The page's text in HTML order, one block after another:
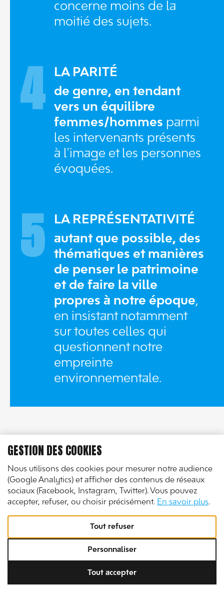
concerne moins de la
moitié des sujets.
4
LA PARITÉ
de genre, en tendant
vers un équilibre
femmes/hommes parmi
les intervenants présents
à l'image et les personnes
évoquées.
5
LA REPRÉSENTATIVITÉ
autant que possible, des
thématiques et manières
de penser le patrimoine
et de faire la ville
propres à notre époque,
en insistant notamment
sur toutes celles qui
questionnent notre
empreinte
environnementale.
ON SE VOIT
GESTION DES COOKIES
Nous utilisons des cookies pour mesurer notre audience
(Google Analytics) et afficher des contenus de réseaux
sociaux (Facebook, Instagram, Twitter). Vous pouvez
accepter, refuser, ou choisir précisément. En savoir plus.
Tout refuser
Personnaliser
Tout accepter